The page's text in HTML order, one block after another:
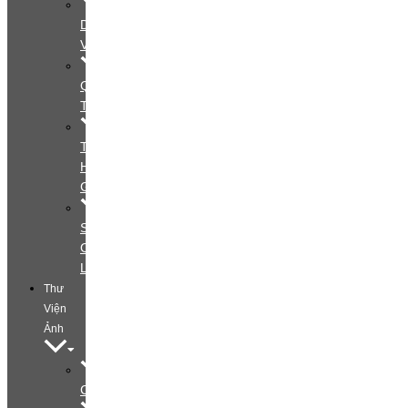
Dịch
Vụ
Quy
Trình
Tìm
Hiểu
Gói
Special
Offers
Thư
Viện
Ảnh
Collection